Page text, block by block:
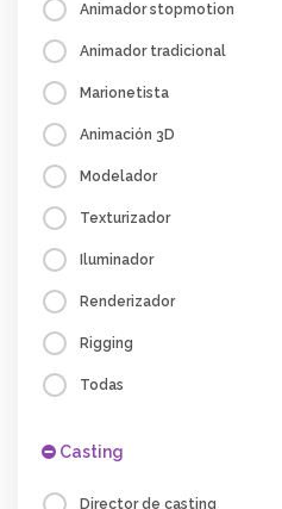
Animador stopmotion
Animador tradicional
Marionetista
Animación 3D
Modelador
Texturizador
Iluminador
Renderizador
Rigging
Todas
Casting
Director de casting